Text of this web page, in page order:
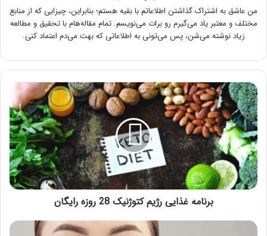
من عاشق به اشتراک گذاشتن اطلاعاتم با بقیه هستم؛ بنابراین، چیزایی که از منابع
مختلف و معتبر یاد می‌گیرم رو برات می‌نویسم. تمام مقاله‌هام با تحقیق و مطالعه
زیاد نوشته می‌شن، پس می‌تونی به اطلاعاتی که بهت می‌دم اعتماد کنی.
برنامه
غذایی
رژیم
کتوژنیک
28
روزه
رایگان
برنامه غذایی رژیم کتوژنیک 28 روزه رایگان
آموزش